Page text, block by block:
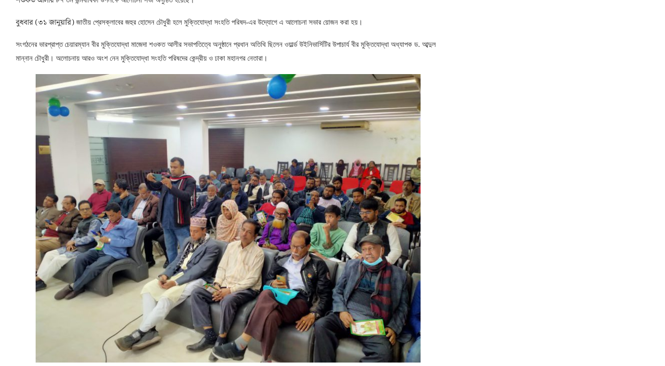
বুধবার (৩১ জানুয়ারি) জাতীয় প্রেসক্লাবের জহুর হোসেন চৌধুরী হলে মুক্তিযোদ্ধা সংহতি পরিষদ-এর উদ্যোগে এ আলোচনা সভার য়োজন করা হয়।
সংগঠনের ভারপ্রাপ্ত চেয়ারম্যান বীর মুক্তিযোদ্ধা মাজেদা শওকত আলীর সভাপতিত্বে অনুষ্ঠানে প্রধান অতিথি ছিলেন ওয়ার্ল্ড উইনিভার্সিটির উপাচার্য বীর মুক্তিযোদ্ধা অধ্যাপক ড. আব্দুল
মান্নান চৌধুরী। অলোচনায় আরও অংশ নেন মুক্তিযোদ্ধা সংহতি পরিষদের কেন্দ্রীয় ও ঢাকা মহানগর নেতারা।